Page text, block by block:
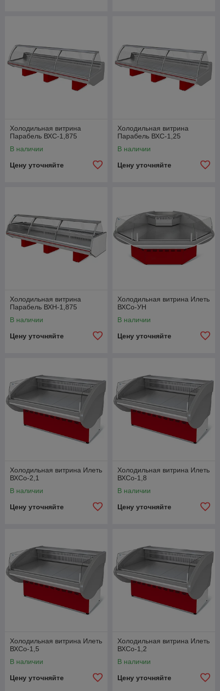
Холодильная витрина
Парабель ВХС-1,875
В наличии
Цену уточняйте
Холодильная витрина
Парабель ВХС-1,25
В наличии
Цену уточняйте
Холодильная витрина
Парабель ВХН-1,875
В наличии
Цену уточняйте
Холодильная витрина Илеть
ВХСо-УН
В наличии
Цену уточняйте
Холодильная витрина Илеть
ВХСо-2,1
В наличии
Цену уточняйте
Холодильная витрина Илеть
ВХСо-1,8
В наличии
Цену уточняйте
Холодильная витрина Илеть
ВХСо-1,5
В наличии
Цену уточняйте
Холодильная витрина Илеть
ВХСо-1,2
В наличии
Цену уточняйте